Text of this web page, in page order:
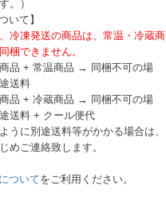
。）
いて】
冷凍発送の商品は、常温・冷蔵商
梱できません。
商品 + 常温商品 → 同梱不可の場
送料
商品 + 冷蔵商品 → 同梱不可の場
送料 + クール便代
うに別途送料等がかかる場合は、
めご連絡致します。
ついてをご利用ください。